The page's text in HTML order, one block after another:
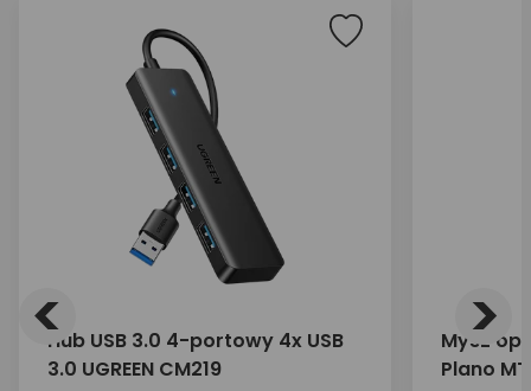
Hub USB 3.0 4-portowy 4x USB
3.0 UGREEN CM219
Mysz
Plano
< >